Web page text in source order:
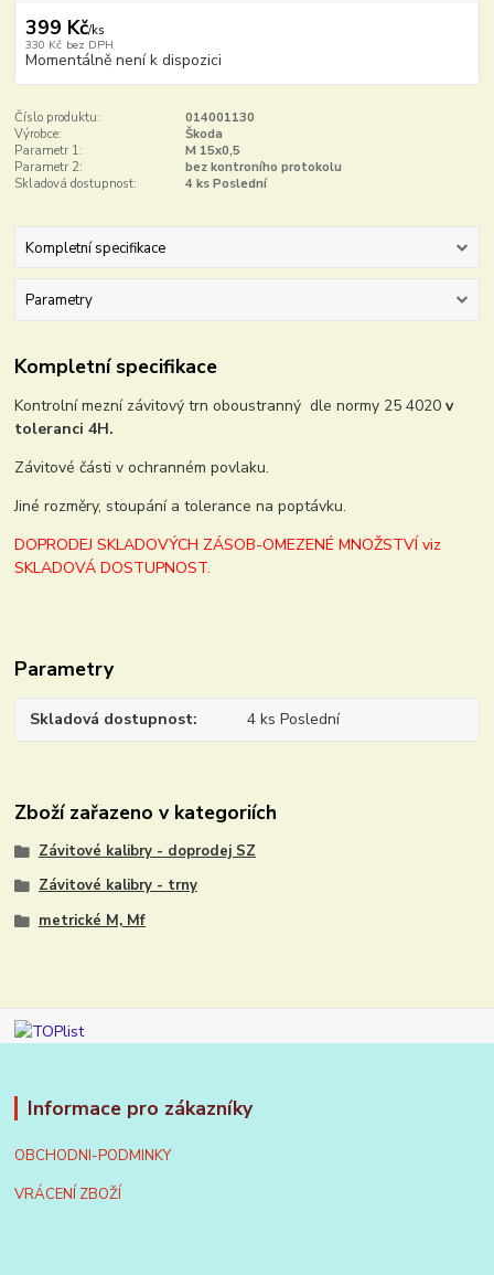
399 Kč/ks
330 Kč bez DPH
Momentálně není k dispozici
Číslo produktu:
014001130
Výrobce:
Škoda
Parametr 1:
M 15x0,5
Parametr 2:
bez kontroního protokolu
Skladová dostupnost:
4 ks Poslední
Kompletní specifikace
Parametry
Kompletní specifikace
Kontrolní mezní závitový trn oboustranný dle normy 25 4020v
toleranci 4H.
Závitové části v ochranném povlaku.
Jiné rozměry, stoupání a tolerance na poptávku.
DOPRODEJ SKLADOVÝCH ZÁSOB-OMEZENÉ MNOŽSTVÍ viz
SKLADOVÁ DOSTUPNOST.
Parametry
Skladová dostupnost 4 ks Poslední
Zboží zařazeno v kategoriích
Závitové kalibry - doprodej SZ
Závitové kalibry - trny
metrické M, Mf
Informace pro zákazníky
OBCHODNI-PODMINKY
VRÁCENÍ ZBOŽÍ